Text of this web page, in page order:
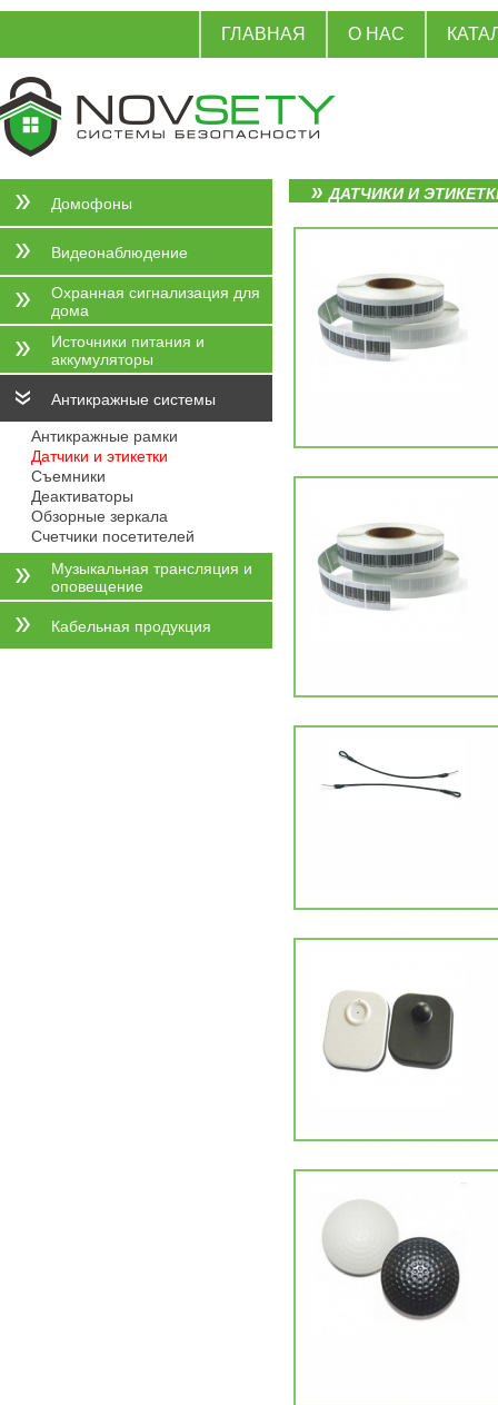
ГЛАВНАЯ О НАС
Домофоны
Видеонаблюдение
Охранная сигнализация для
дома
Источники питания и
аккумуляторы
Антикражные системы
Антикражные рамки
Датчики и этикетки
Съемники
Деактиваторы
Обзорные зеркала
Счетчики посетителей
Музыкальная трансляция и
оповещение
Кабельная продукция
ДАТЧИКИ И